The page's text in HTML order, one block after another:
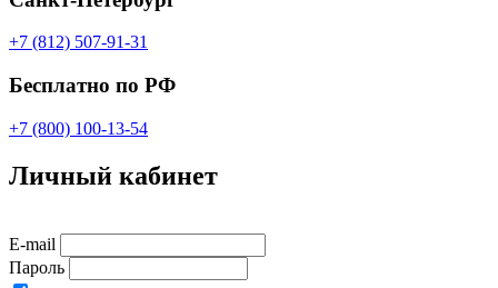
+7 (812) 507-91-31
Бесплатно по РФ
+7 (800) 100-13-54
Личный кабинет
E-mail
Пароль